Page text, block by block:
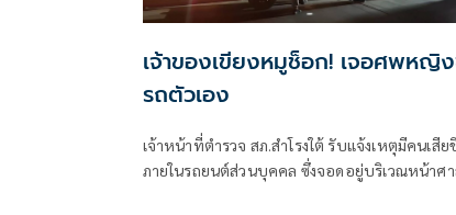
เจ้าของเขียงหมูช็อก! เจอศพหญิง
รถตัวเอง
เจ้าหน้าที่ตำรวจ สภ.สำโรงใต้ รับแจ้งเหตุมีคนเสี
ภายในรถยนต์ส่วนบุคคล ซึ่งจอดอยู่บริเวณหน้าศา